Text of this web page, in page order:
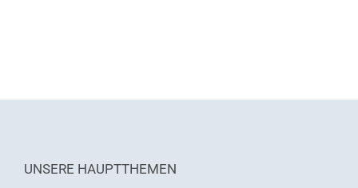
UNSERE HAUPTTHEMEN